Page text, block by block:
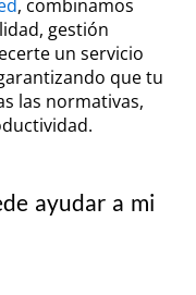
, combinamos
gestión
un servicio
que tu
las normativas,
ayudar a mi